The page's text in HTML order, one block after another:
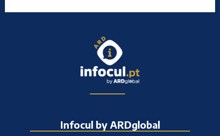
Infocul by ARDglobal